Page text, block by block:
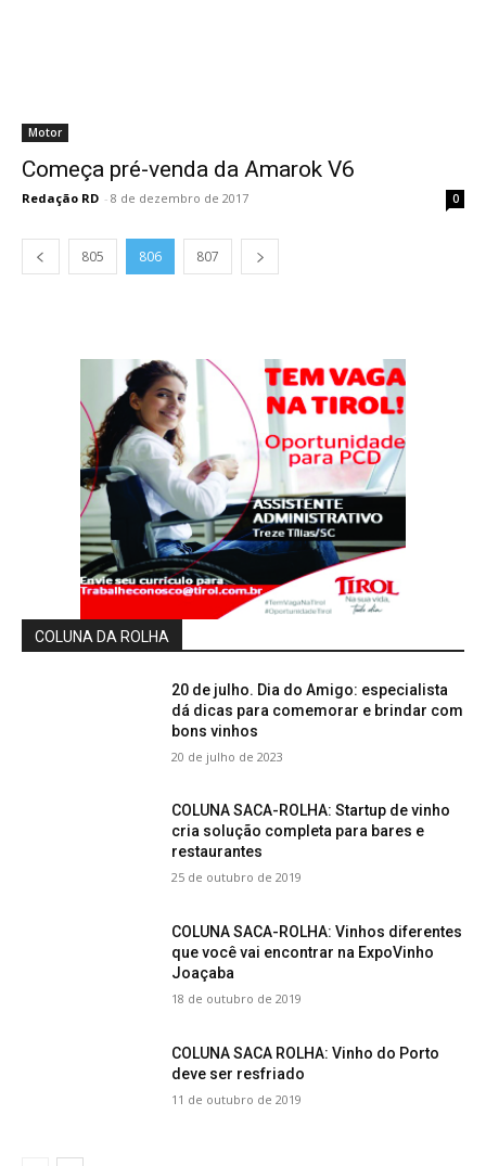
Motor
Começa pré-venda da Amarok V6
Redação RD - 8 de dezembro de 2017 0
805 806 807
COLUNA DA ROLHA
20 de julho. Dia do Amigo: especialista
dá dicas para comemorar e brindar com
bons vinhos
20 de julho de 2023
COLUNA SACA-ROLHA: Startup de vinho
cria solução completa para bares e
restaurantes
25 de outubro de 2019
COLUNA SACA-ROLHA: Vinhos diferentes
que você vai encontrar na ExpoVinho
Joaçaba
18 de outubro de 2019
COLUNA SACA ROLHA: Vinho do Porto
deve ser resfriado
11 de outubro de 2019